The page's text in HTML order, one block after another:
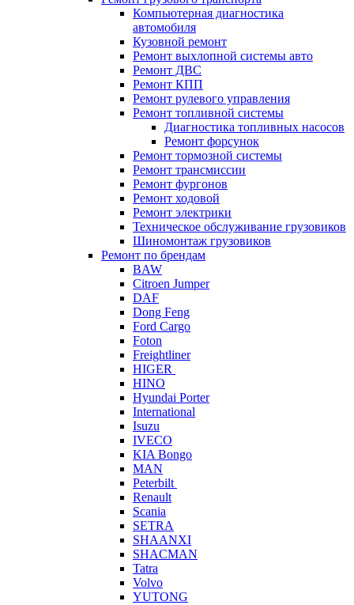
Компьютерная диагностика
автомобиля
Кузовной ремонт
Ремонт выхлопной системы авто
Ремонт ДВС
Ремонт КПП
Ремонт рулевого управления
Ремонт топливной системы
Диагностика топливных насосов
Ремонт форсунок
Ремонт тормозной системы
Ремонт трансмиссии
Ремонт фургонов
Ремонт ходовой
Ремонт электрики
Техническое обслуживание грузовиков
Шиномонтаж грузовиков
Ремонт по брендам
BAW
Citroen Jumper
DAF
Dong Feng
Ford Cargo
Foton
Freightliner
HIGER
HINO
Hyundai Porter
International
Isuzu
IVECO
KIA Bongo
MAN
Peterbilt
Renault
Scania
SETRA
SHAANXI
SHACMAN
Tatra
Volvo
YUTONG